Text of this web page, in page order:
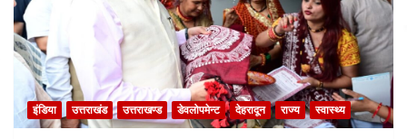
इंडिया उत्तराखंड उत्तराखण्ड डेवलोपमेन्ट देहरादून राज्य स्वास्थ्य